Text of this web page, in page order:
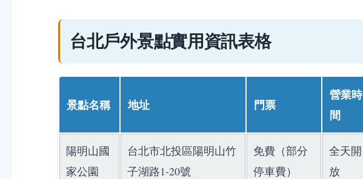
台北戶外景點實用資訊表格
景點名稱 地址 門票
營業時
間
陽明山國
家公園
台北市北投區陽明山竹
子湖路1-20號
免費（部分
停車費）
全天開
放